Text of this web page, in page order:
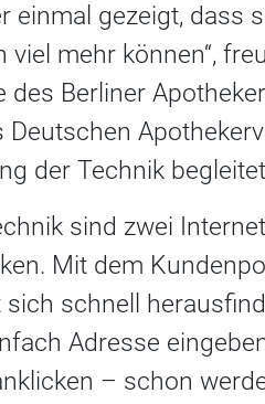
einmal gezeigt, dass
mehr können“,
Berliner
der Technik
sind zwei
Mit dem
schnell
Adresse
– schon